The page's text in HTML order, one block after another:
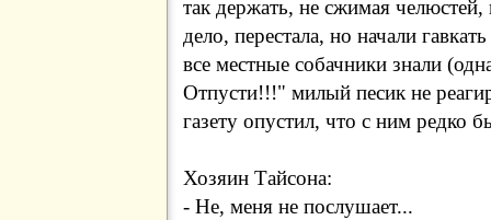
так держать, не сжимая
дело, перестала, но начали
все местные собачники знали
Отпусти!!!" милый песик не
газету опустил, что с ним
Хозяин Тайсона:
- Не, меня не послушает...